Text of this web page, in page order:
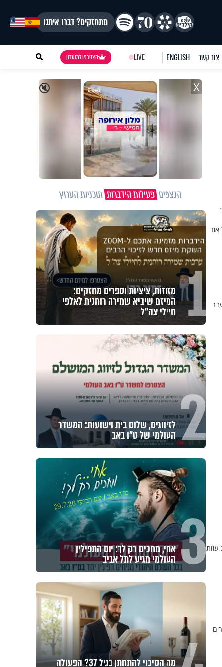
מתחזקים? דברו איתנו
צור קשר ENGLISH
LIVE הצטרפו למועדון
🔇 X
הנצפיםפעילות הידברותתוכניות הערוץ
1 מזוזות, ציציות וספרים מחזקים:
המיזם שיביא שמירה רוחנית לאלפי
חיילי צה"ל
2 לזיווגים, שלום בית וישועות: המשדר
העולמי של ט"ו באב
3 אחי, מחכים רק לך: יום התפילין
העולמי מגיע לתל אביב
מה הסיכוי להתחתן בגיל 37? הפעולה